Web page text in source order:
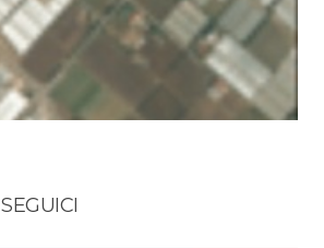
SEGUICI